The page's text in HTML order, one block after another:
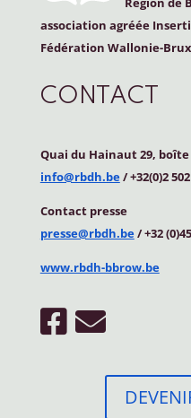
association agréée
Fédération Wallonie-
CONTACT
Quai du Hainaut 29, boîte
info@rbdh.be/ +32(0)2
Contact presse
presse@rbdh.be/ +32
www.rbdh-bbrow.be